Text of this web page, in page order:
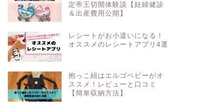
楽天スーパーセールエントリー＆ク
ーポンGET！
2026年6月2日
定帝王切開体験談【妊婦健診
＆出産費用公開】
レシートがお小遣いになる！
オススメのレシートアプリ4選
抱っこ紐はエルゴベビーがオ
ススメ！レビューと口コミ
【簡単収納方法】